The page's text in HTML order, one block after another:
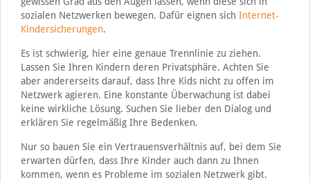
sozialen Netzwerken bewegen. Dafür eignen sich Internet-
Kindersicherungen.
Es ist schwierig, hier eine genaue Trennlinie zu ziehen.
Lassen Sie Ihren Kindern deren Privatsphäre. Achten Sie
aber andererseits darauf, dass Ihre Kids nicht zu offen im
Netzwerk agieren. Eine konstante Überwachung ist dabei
keine wirkliche Lösung. Suchen Sie lieber den Dialog und
erklären Sie regelmäßig Ihre Bedenken.
Nur so bauen Sie ein Vertrauensverhältnis auf, bei dem Sie
erwarten dürfen, dass Ihre Kinder auch dann zu Ihnen
kommen, wenn es Probleme im sozialen Netzwerk gibt.